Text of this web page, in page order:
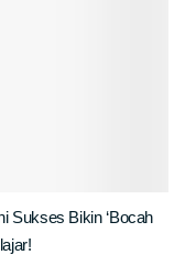
Sukses Bikin ‘Bocah